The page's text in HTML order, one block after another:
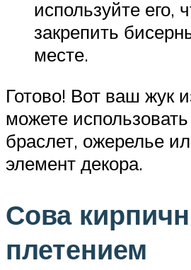
используйте его,
закрепить
месте.
Готово! Вот ваш жук
можете использовать
браслет, ожерелье
элемент декора.
Сова
плетением